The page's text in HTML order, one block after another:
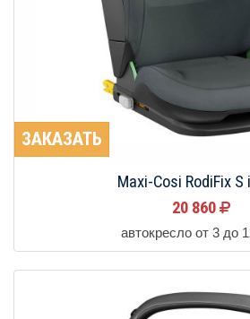
ЗАКАЗАТЬ
Maxi-Cosi RodiFix S
20 860
автокресло от 3 до